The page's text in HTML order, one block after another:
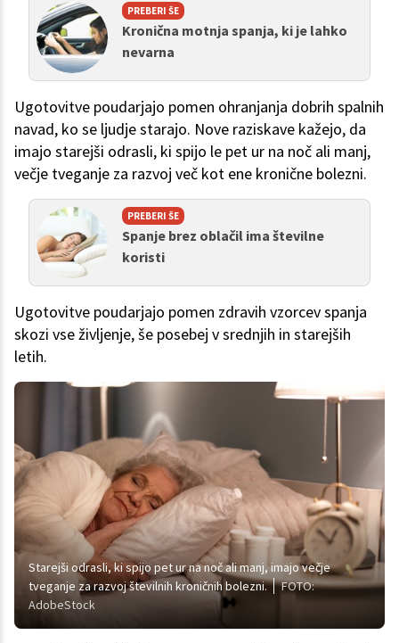
PREBERI ŠE
Kronična motnja spanja, ki je lahko
nevarna
Ugotovitve poudarjajo pomen ohranjanja dobrih spalnih
navad, ko se ljudje starajo. Nove raziskave kažejo, da
imajo starejši odrasli, ki spijo le pet ur na noč ali manj,
večje tveganje za razvoj več kot ene kronične bolezni.
PREBERI ŠE
Spanje brez oblačil ima številne
koristi
Ugotovitve poudarjajo pomen zdravih vzorcev spanja
skozi vse življenje, še posebej v srednjih in starejših
letih.
Starejši odrasli, ki spijo pet ur na noč ali manj, imajo večje
tveganje za razvoj številnih kroničnih bolezni.
FOTO:
AdobeStock